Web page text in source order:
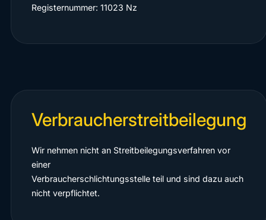
Registernummer: 11023 Nz
Verbraucherstreitbeilegung
Wir nehmen nicht an Streitbeilegungsverfahren vor
einer
Verbraucherschlichtungsstelle teil und sind dazu auch
nicht verpflichtet.